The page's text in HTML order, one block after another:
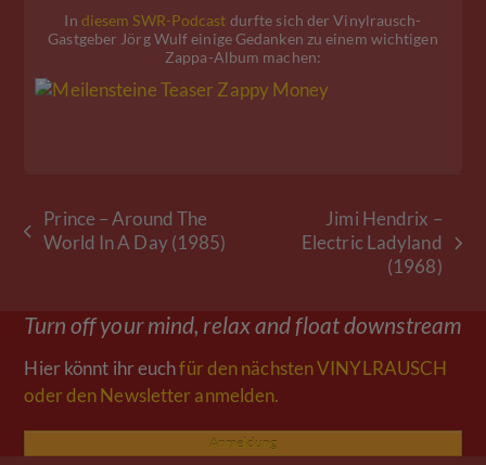
In diesem SWR-Podcast durfte sich der Vinylrausch-
Gastgeber Jörg Wulf einige Gedanken zu einem wichtigen
Zappa-Album machen:
vorheriger
Prince – Around The
World In A Day (1985)
Nächster
Jimi Hendrix –
Electric Ladyland
(1968)
Turn off your mind, relax and float downstream
Hier könnt ihr euchfür den nächsten VINYLRAUSCH
oder den Newsletter anmelden.
Anmeldung